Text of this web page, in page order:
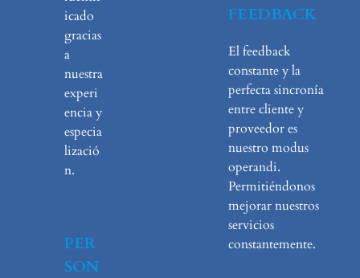
icado
gracias
a
nuestra
experi
encia y
especia
lizació
n.
PER
SON
FEEDBACK
El feedback
constante y la
perfecta sincronía
entre cliente y
proveedor es
nuestro modus
operandi.
Permitiéndonos
mejorar nuestros
servicios
constantemente.